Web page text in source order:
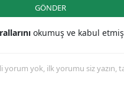
GÖNDER
okumuş ve kabul etmiş
yorum yok, ilk yorumu siz yazın,